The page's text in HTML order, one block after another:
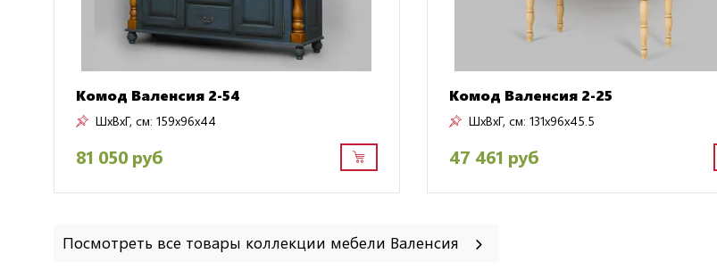
Комод Валенсия 2-54
ШxВxГ, см: 159x96x44
81 050 руб
Комод Валенсия 2-25
ШxВxГ, см: 131x96x45.5
47 461 руб
Посмотреть все товары коллекции мебели Валенсия